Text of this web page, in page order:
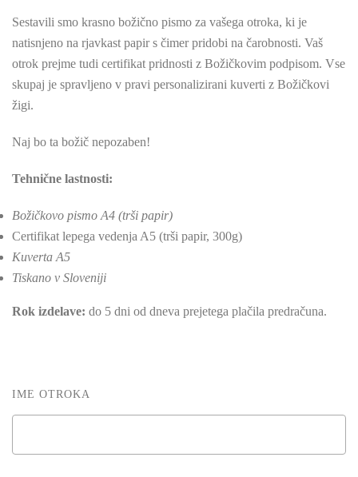
Sestavili smo krasno božično pismo za vašega otroka, ki je
natisnjeno na rjavkast papir s čimer pridobi na čarobnosti. Vaš
otrok prejme tudi certifikat pridnosti z Božičkovim podpisom. Vse
skupaj je spravljeno v pravi personalizirani kuverti z Božičkovi
žigi.
Naj bo ta božič nepozaben!
Tehnične lastnosti:
Božičkovo pismo A4 (trši papir)
Certifikat lepega vedenja A5 (trši papir, 300g)
Kuverta A5
Tiskano v Sloveniji
Rok izdelave: do 5 dni od dneva prejetega plačila predračuna.
IME OTROKA